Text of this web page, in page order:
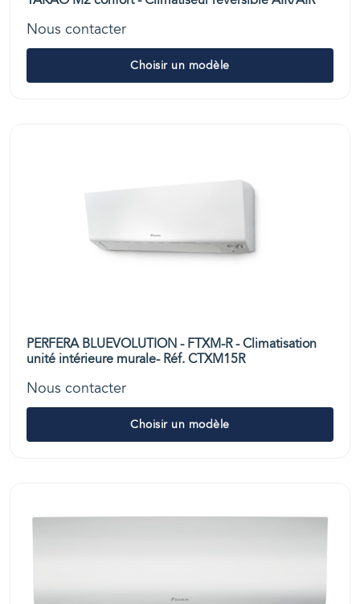
Nous contacter
Choisir un modèle
PERFERA BLUEVOLUTION - FTXM-R - Climatisation
unité intérieure murale- Réf. CTXM15R
Nous contacter
Choisir un modèle